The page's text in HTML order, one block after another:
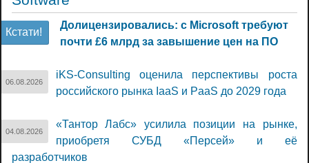
Кстати!
Долицензировались: с Microsoft требуют
почти £6 млрд за завышение цен на ПО
06.08.2026
iKS-Consulting оценила перспективы роста
российского рынка IaaS и PaaS до 2029 года
04.08.2026
«Тантор Лабс» усилила позиции на рынке,
приобретя СУБД «Персей» и её
разработчиков